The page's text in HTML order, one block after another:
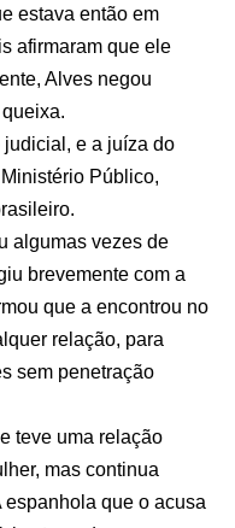
estava então em
afirmaram que ele
Alves negou
e a juíza do
Público,
algumas vezes de
brevemente com a
que a encontrou no
relação, para
sem penetração
teve uma relação
mas continua
que o acusa